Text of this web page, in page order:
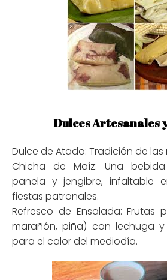
Dulces Artesanales
Dulce de Atado: Tradición de
Chicha de Maíz: Una
panela y jengibre, infaltable
fiestas patronales.
Refresco de Ensalada: Frutas
marañón, piña) con lechuga y
para el calor del mediodía.